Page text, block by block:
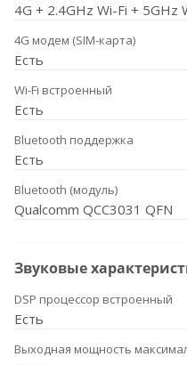
4G + 2.4GHz Wi-Fi + 5GHz
4G модем (SIM-карта)
Есть
Wi-Fi встроенный
Есть
Bluetooth поддержка
Есть
Bluetooth (модуль)
Qualcomm QCC3031 QFN
Звуковые
DSP процессор встроенный
Есть
Выходная мощность